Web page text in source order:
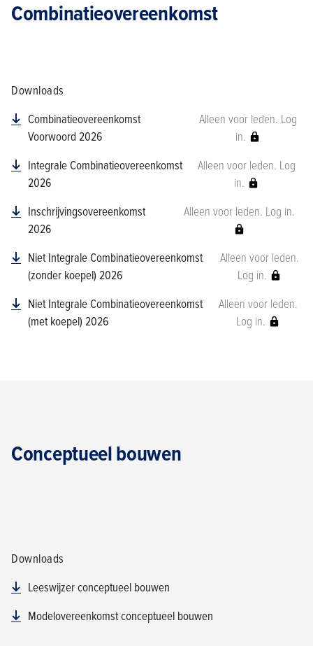
Combinatieovereenkomst
Downloads
Combinatieovereenkomst
Voorwoord 2026
Alleen voor leden. Log
in.
Integrale Combinatieovereenkomst
2026
Alleen voor leden. Log
in.
Inschrijvingsovereenkomst
2026
Niet Integrale Combinatieovereenkomst
(zonder koepel) 2026
Alleen voor leden.
Log in.
Niet Integrale Combinatieovereenkomst
(met koepel) 2026
Alleen voor leden.
Log in.
Conceptueel bouwen
Downloads
Leeswijzer conceptueel bouwen
Modelovereenkomst conceptueel bouwen